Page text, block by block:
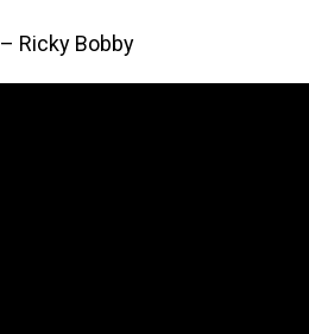
– Ricky Bobby